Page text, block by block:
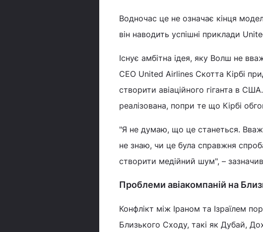
Водночас це не означає кінця
він наводить успішні приклади
Існує амбітна ідея, яку Волш не
CEO United Airlines Скотта Кірбі
створити авіаційного гіганта в
реалізована, попри те що Кірбі
"Я не думаю, що це станеться.
не знаю, чи це була справжня
створити медійний шум", –
Проблеми авіакомпаній на
Конфлікт між Іраном та Ізраїлем
Близького Сходу, такі як Дубай,